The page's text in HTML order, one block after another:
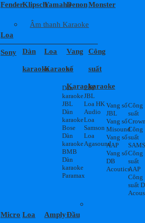
FenderKlipschYamahaDenonMonster
Loa
Sony
Âm thanh Karaoke
Dàn
karaoke
Dàn
karaoke
JBL
Dàn
karaoke
Bose
Dàn
karaoke
BMB
Dàn
karaoke
Paramax
Loa
Karaoke
Loa
JBL
Loa HK
Audio
Loa
Samson
Loa
Agasound
Vang
số
Karaoke
Vang số
JBL
Vang số
Misound
Vang số
AAP
Vang số
DB
Acoutics
Công
suất
karaoke
Công
suất
Crown
Công
suất
Công
suất
AAP
Công
suất
Micro Loa AmplyĐầu